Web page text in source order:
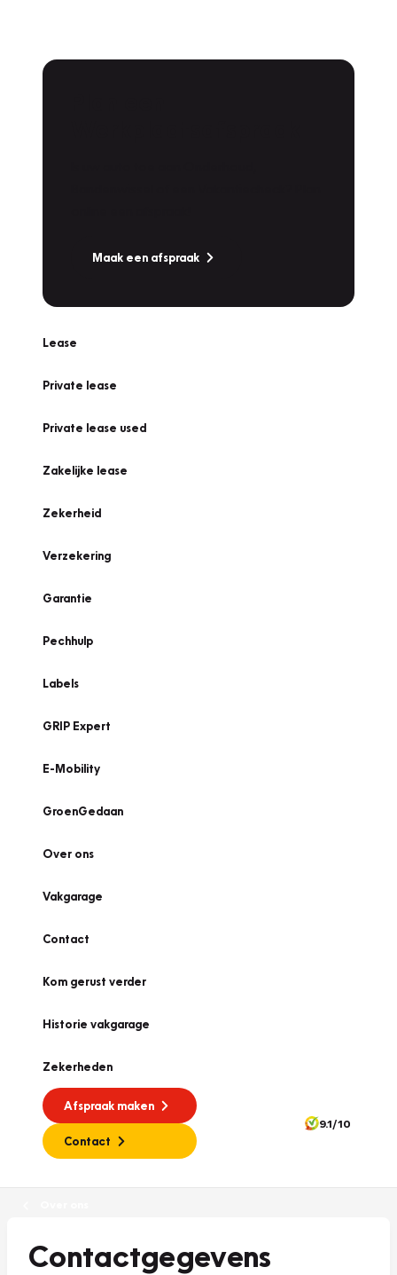
Maak een afspraak
Lease
Private lease
Private lease used
Zakelijke lease
Zekerheid
Verzekering
Garantie
Pechhulp
Labels
GRIP Expert
E-Mobility
GroenGedaan
Over ons
Vakgarage
Contact
Kom gerust verder
Historie vakgarage
Zekerheden
Afspraak maken
Contact
9.1/10
Contactgegevens